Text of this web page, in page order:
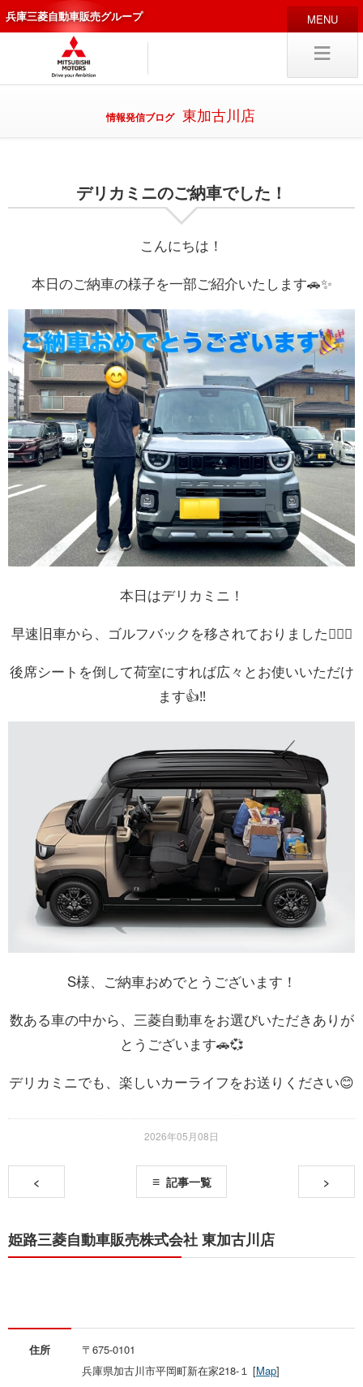
兵庫三菱自動車販売グループ
HOME 販売店
新車 中古・カスタム車
採用情報 キャリア採用
試乗予約 入庫予約
お問い合わせ
情報発信ブログ 東加古川店
デリカミニのご納車でした！
こんにちは！
本日のご納車の様子を一部ご紹介いたします🚗✨
本日はデリカミニ！
早速旧車から、ゴルフバックを移されておりました🏌️‍♂️🎶
後席シートを倒して荷室にすれば広々とお使いいただけ
ます👍‼️
S様、ご納車おめでとうございます！
数ある車の中から、三菱自動車をお選びいただきありが
とうございます🚗💞
デリカミニでも、楽しいカーライフをお送りください😊
2026年05月08日
< 記事一覧 >
姫路三菱自動車販売株式会社 東加古川店
住所
〒675-0101
兵庫県加古川市平岡町新在家218-１ [Map]